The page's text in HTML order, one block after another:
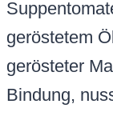
geröstetem
gerösteter
Bindung,